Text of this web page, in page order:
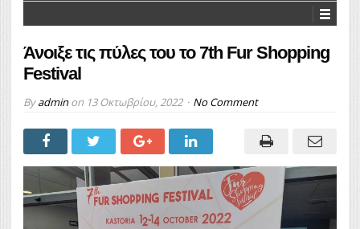
Άνοιξε τις πύλες του το 7th Fur Shopping
Festival
Byadminon 13 Οκτωβρίου, 2022 No Comment